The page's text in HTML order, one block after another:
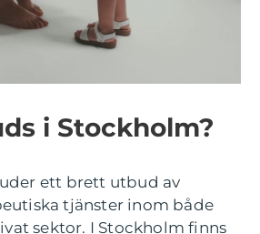
i Stockholm?
ett brett utbud av
tjänster inom både
sektor. I Stockholm finns